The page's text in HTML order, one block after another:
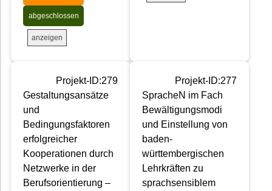
abgeschlossen
anzeigen
Projekt-ID:279
Gestaltungsansätze
und
Bedingungsfaktoren
erfolgreicher
Kooperationen durch
Netzwerke in der
Berufsorientierung –
Projekt-ID:277
SpracheN im Fach
Bewältigungsmodi
und Einstellung von
baden-
württembergischen
Lehrkräften zu
sprachsensiblem